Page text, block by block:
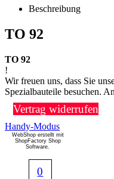
Beschreibung
TO 92
TO 92
!
Wir freuen uns, dass Sie
Spezialbauteile besuchen.
Vertrag widerrufen
Handy-Modus
WebShop erstellt mit
ShopFactory Shop
Software.
0